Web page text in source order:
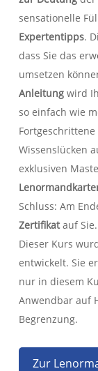
sensationelle
Expertentipps.
dass Sie das
umsetzen
Anleitung wird
so einfach wie
Wissenslücken
exklusiven
Schluss: Am
Zertifikatauf Sie.
Dieser Kurs
entwickelt. Sie
nur in diesem
Anwendbar auf
Begrenzung.
Zur